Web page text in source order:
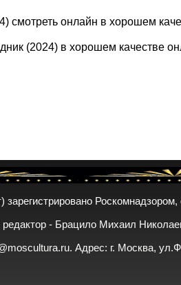
смотреть онлайн в хорошем
(2024) в хорошем качестве
зарегистрировано
- Брацило Михаил
. Адрес: г. Москва,